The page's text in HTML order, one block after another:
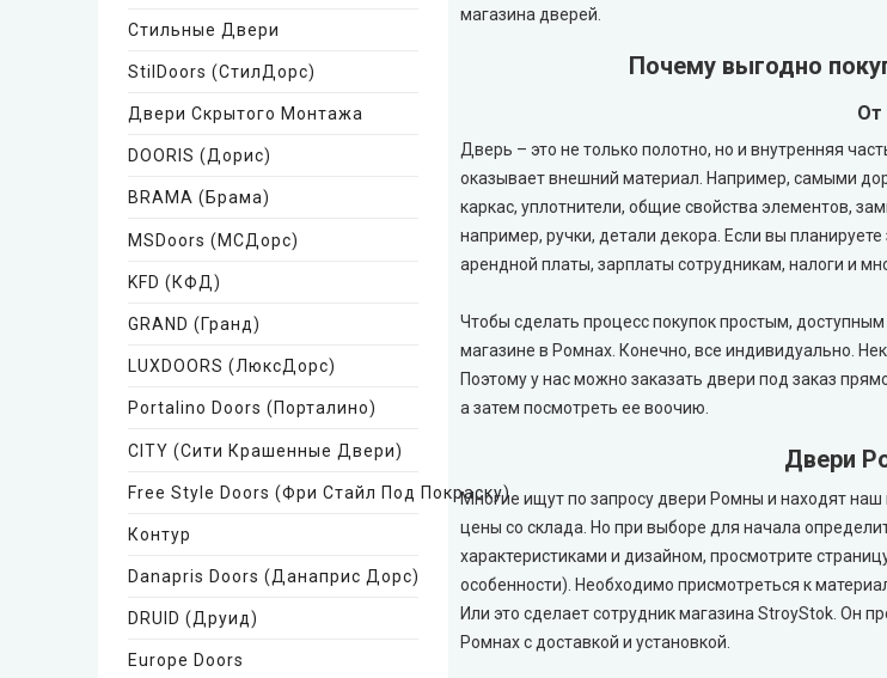
Министерство Дверей
BEREZ (Берез)
ARTIZ (Артиз)
Технические двери
Стильные Двери
StilDoors (СтилДорс)
Двери Скрытого Монтажа
DOORIS (Дорис)
BRAMA (Брама)
MSDoors (МСДорс)
KFD (КФД)
GRAND (Гранд)
LUXDOORS (ЛюксДорс)
Portalino Doors (Порталино)
CITY (Сити Крашенные Двери)
Free Style Doors (Фри Стайл Под Покраску)
Контур
Danapris Doors (Данаприс Дорс)
DRUID (Друид)
Europe Doors
магазина дверей.
Почему выгодно
От
Дверь – это не только полотно, но и внутренняя
оказывает внешний материал. Например, самыми
каркас, уплотнители, общие свойства элементов,
например, ручки, детали декора. Если вы
арендной платы, зарплаты сотрудникам, налоги и
Чтобы сделать процесс покупок простым,
магазине в Ромнах. Конечно, все индивидуально.
Поэтому у нас можно заказать двери под заказ
а затем посмотреть ее воочию.
Двери
Многие ищут по запросу двери Ромны и находят
цены со склада. Но при выборе для начала
характеристиками и дизайном, просмотрите
особенности). Необходимо присмотреться к
Или это сделает сотрудник магазина StroyStok. Он
Ромнах с доставкой и установкой.